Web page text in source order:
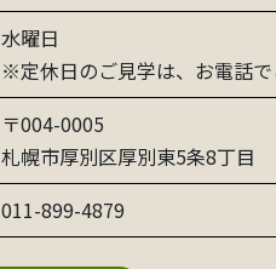
水曜日
※定休日のご見学は、お電話で
〒004-0005
札幌市厚別区厚別東5条8丁目
011-899-4879